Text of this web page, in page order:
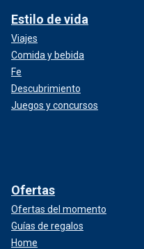
Estilo de vida
Viajes
Comida y bebida
Fe
Descubrimiento
Juegos y concursos
Ofertas
Ofertas del momento
Guías de regalos
Home